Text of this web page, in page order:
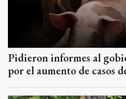
Pidieron informes al
por el aumento de casos